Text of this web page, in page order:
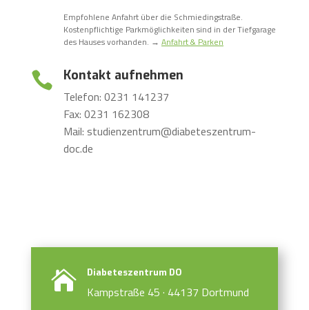
Empfohlene Anfahrt über die Schmiedingstraße.
Kostenpflichtige Parkmöglichkeiten sind in der Tiefgarage
des Hauses vorhanden. → Anfahrt & Parken

Kontakt aufnehmen
Telefon: 0231 141237
Fax: 0231 162308
Mail: studienzentrum@diabeteszentrum-
doc.de
 Diabeteszentrum DO
Kampstraße 45 · 44137 Dortmund